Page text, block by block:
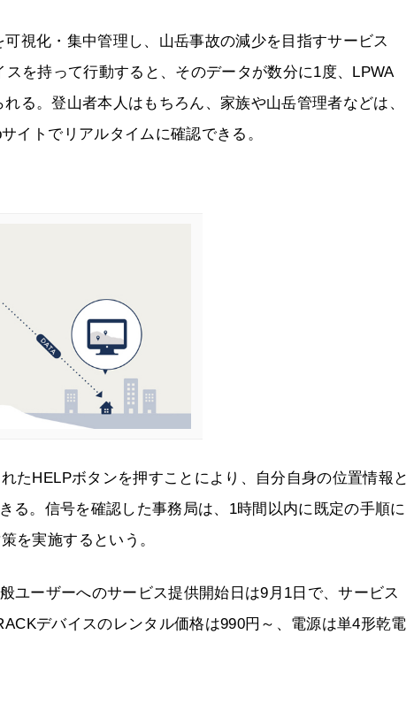
視化・集中管理し、山岳事故の減少を目指すサービス
を持って行動すると、そのデータが数分に1度、LPWA
る。登山者本人はもちろん、家族や山岳管理者などは、
イトでリアルタイムに確認できる。
たHELPボタンを押すことにより、自分自身の位置情報と
る。信号を確認した事務局は、1時間以内に既定の手順に
を実施するという。
ユーザーへのサービス提供開始日は9月1日で、サービス
デバイスのレンタル価格は990円～、電源は単4形乾電